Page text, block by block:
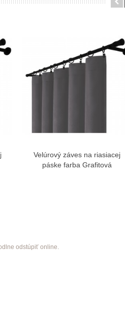
Zobraziť viac
Velúrový záves na riasiacej
páske farba Grafitová
odstúpiť online.